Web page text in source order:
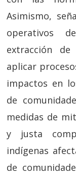
Asimismo,
operativos
extracción
aplicar
impactos en
de
medidas de
y justa
indígenas
de